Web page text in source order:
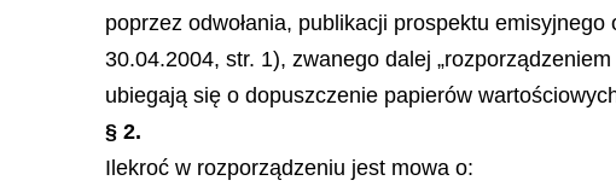
poprzez odwołania, publikacji prospektu
30.04.2004, str. 1), zwanego dalej
ubiegają się o dopuszczenie papierów
§ 2.
Ilekroć w rozporządzeniu jest mowa o: